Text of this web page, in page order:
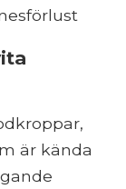
är kända